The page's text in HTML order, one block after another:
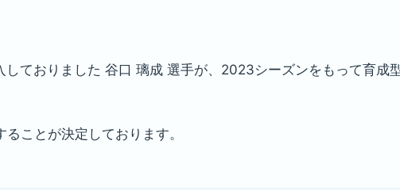
ておりました 谷口 璃成 選手が、2023シーズンをもって育成
ことが決定しております。